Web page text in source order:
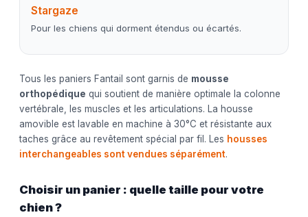
Stargaze
Pour les chiens qui dorment étendus ou écartés.
Tous les paniers Fantail sont garnis de mousse
orthopédique qui soutient de manière optimale la colonne
vertébrale, les muscles et les articulations. La housse
amovible est lavable en machine à 30°C et résistante aux
taches grâce au revêtement spécial par fil. Les housses
interchangeables sont vendues séparément.
Choisir un panier : quelle taille pour votre
chien ?